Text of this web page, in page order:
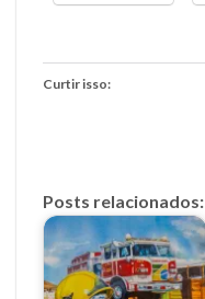
Curtir isso:
Posts relacionados: